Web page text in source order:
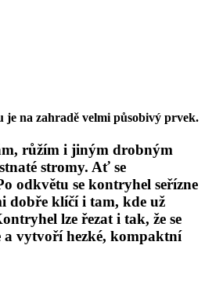
je na zahradě velmi působivý prvek.
růžím i jiným drobným
stromy. Ať se
odkvětu se kontryhel seřízne
dobře klíčí i tam, kde už
lze řezat i tak, že se
a vytvoří hezké, kompaktní